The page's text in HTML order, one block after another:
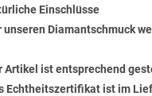
Einschlüsse
unseren Diamantschmuck
Artikel ist entsprechend
Echtheitszertifikat ist im